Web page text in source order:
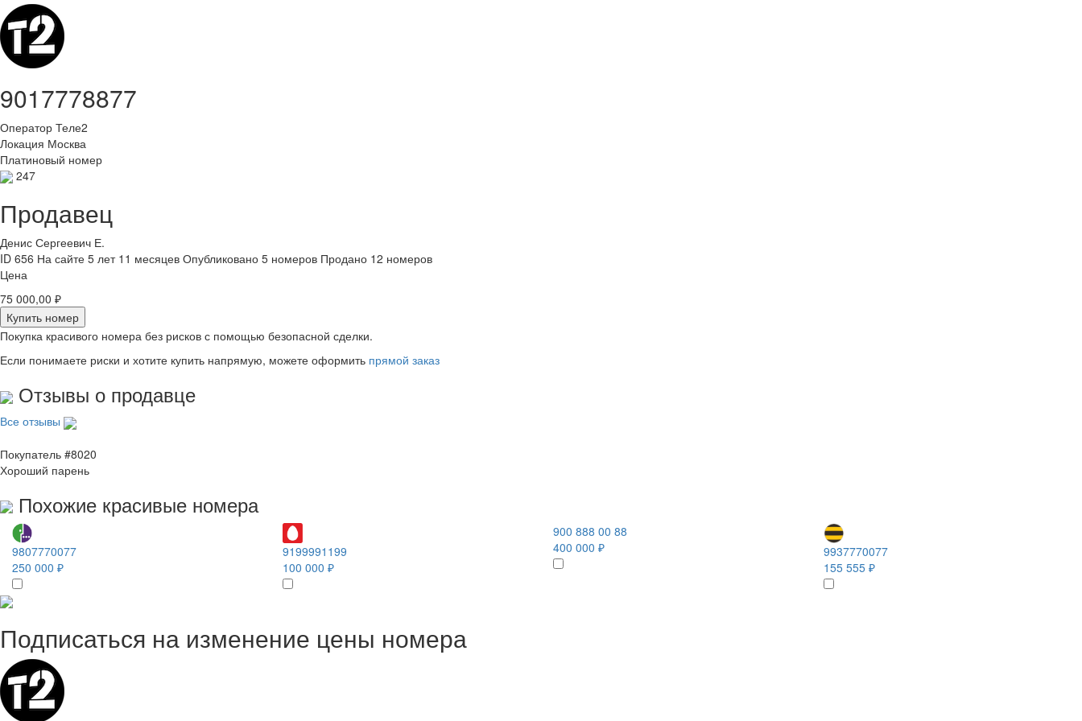
9017778877
Оператор Теле2
Локация Москва
Платиновый номер
247
Продавец
Денис Сергеевич Е.
ID 656 На сайте 5 лет 11 месяцев Опубликовано 5 номеров Продано 12 номеров
Цена
75 000,00 ₽
Купить номер
Покупка красивого номера без рисков с помощью безопасной сделки.
Если понимаете риски и хотите купить напрямую, можете оформить прямой заказ
Отзывы о продавце
Все отзывы
Покупатель #8020
Хороший парень
Похожие красивые номера
9807770077
250 000 ₽
9199991199
100 000 ₽
900 888 00 88
400 000 ₽
9937770077
155 555 ₽
Подписаться на изменение цены номера